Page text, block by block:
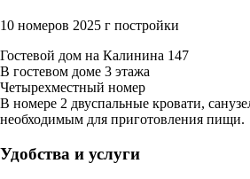
10 номеров 2025 г постройки
Гостевой дом на Калинина 147
В гостевом доме 3 этажа
Четырехместный номер
В номере 2 двуспальные кровати,
необходимым для приготовления пищи.
Удобства и услуги